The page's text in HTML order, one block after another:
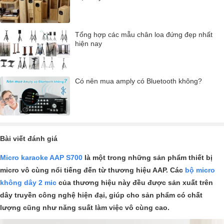
Tổng hợp các mẫu chân loa đứng đẹp nhất
hiện nay
Có nên mua amply có Bluetooth không?
Bài viết đánh giá
Micro karaoke AAP S700 là một trong những sản phẩm thiết bị
micro vô cùng nổi tiếng đến từ thương hiệu AAP. Các bộ micro
không dây 2 mic của thương hiệu này đều được sản xuất trên
dây truyền công nghệ hiện đại, giúp cho sản phẩm có chất
lượng cũng như năng suất làm việc vô cùng cao.